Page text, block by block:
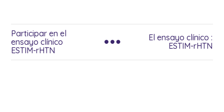
Participar en el
ensayo clínico
ESTIM-rHTN
El ensayo clínico :
ESTIM-rHTN